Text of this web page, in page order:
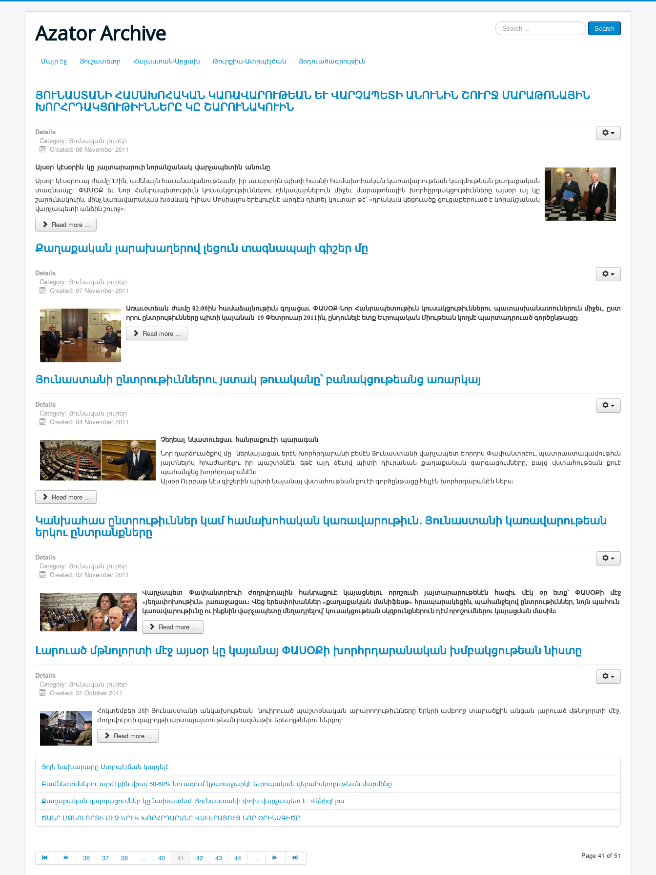
Azator Archive
Search
...
Search
Մայր էջ Յուշատետր Հայաստան-Արցախ Թուրքիա-Ատրպէյճան Յօդուածագրութիւն
ՅՈՒՆԱՍՏԱՆԻ ՀԱՄԱԽՈՀԱԿԱՆ ԿԱՌԱՎԱՐՈՒԹԵԱՆ ԵՒ ՎԱՐՉԱՊԵՏԻ ԱՆՈՒՆԻՆ ՇՈՒՐՋ ՄԱՐԱԹՈՆԱՅԻՆ
ԽՈՐՀՐԴԱԿՑՈՒԹԻՒՆՆԵՐԸ ԿԸ ՇԱՐՈՒՆԱԿՈՒԻՆ
Details
Category: Յունական լուրեր
Created: 08 November 2011
Այսօր կէսօրին կը յայտարարուի նորանշանակ վարչապետին անունը
Այսօր կէսօրուայ ժամը 12ին, ամենայն հաւանականութեամբ, իր աւարտին պիտի հասնի համախոհական կառավարութեան կազմութեան քաղաքական
տագնապը: ՓԱՍՕՔ եւ Նոր Հանրապետութիւն կուսակցութիւններու ղեկավարներուն միջեւ մարաթոնային խորհըրդակցութիւնները այսօր ալ կը
շարունակուին, մինչ կառավարական խօսնակ Իլիաս Մոսիալոս երէկուընէ արդէն դիտել կուտար թէ՝ «դրական կեցուածք ցուցաբերուած է նորանշանակ
վարչապետի անձին շուրջ»:
Read more ...
Քաղաքական լարախաղերով լեցուն տագնապալի գիշեր մը
Details
Category: Յունական լուրեր
Created: 07 November 2011
Առաւօտեան ժամը 02:00ին համաձայնութիւն գոյացաւ ՓԱՍՕՔ-Նոր Հանրապետութիւն կուսակցութիւններու պատասխանատուներուն միջեւ, ըստ
որու ընտրութիւնները պիտի կայանան 19 Փետրուար 2011ին, ընդունելէ ետք Եւրոպական Միութեան կողմէ պարտադրուած գործընթացը:
Read more ...
Յունաստանի ընտրութիւններու յստակ թուականը՝ բանակցութեանց առարկայ
Details
Category: Յունական լուրեր
Created: 04 November 2011
Չեղեալ նկատուեցաւ հանրաքուէի պարագան
Նոր դարձուածքով մը ներկայացաւ երէկ խորհրդարանի բեմէն Յունաստանի վարչապետ Եորղոս Փափանտրէու, պատրաստակամութիւն
յայտնելով հրաժարելու իր պաշտօնէն, եթէ այդ ձեւով պիտի դիւրանան քաղաքական զարգացումները, բայց վստահութեան քուէ
պահանջեց խորհրդարանէն։
Այսօր Ուրբաթ կէս գիշերին պիտի կայանայ վստահութեան քուէի գործընթացը հելլէն խորհրդարանէն ներս։
Read more ...
Կանխահաս ընտրութիւններ կամ համախոհական կառավարութիւն. Յունաստանի կառավարութեան
երկու ընտրանքները
Details
Category: Յունական լուրեր
Created: 02 November 2011
Վարչապետ Փափանտրէուի ժողովրդային հանրաքուէ կայացնելու որոշումի յայտարարութենէն հազիւ մէկ օր ետք՝ ՓԱՍՕՔի մէջ
«յեղափոխութիւն» յառաջացաւ։ Վեց երեսփոխաններ «քաղաքական մանիֆեսթ» հրապարակեցին, պահանջելով ընտրութիւններ, նոյն պահուն
կառավարութիւնը ու ինքնին վարչապետը մեղադրելով՝ կուսակցութեան սկզբունքներուն դէմ որոշումներու կայացման մասին։
Read more ...
Լարուած մթնոլորտի մէջ այսօր կը կայանայ ՓԱՍՕՔի խորհրդարանական խմբակցութեան նիստը
Details
Category: Յունական լուրեր
Created: 31 October 2011
Հոկտեմբեր 28ի Յունաստանի անկախութեան նուիրուած պաշտօնական արարողութիւնները երկրի ամբողջ տարածքին անցան լարուած մթնոլորտի մէջ,
ժողովուրդի զայրոյթի արտայայտութեան բազմաթիւ երեւոյթներու ներքոյ:
Read more ...
Յոյն նախարարը Ատրպէյճան կայցելէ
Բաժնետոմսերու արժէքին վրայ 50-60% նուազում կÿառաջարկէ եւրոպական վերահսկողութեան մարմինը
Քաղաքական զարգացումներ կը նախատեսէ Յունաստանի փոխ վարչապետ Է. Վենիզէլոս
ԾԱՆՐ ՄԹՆՈԼՈՐՏԻ ՄԷՋ ԵՐԷԿ ԽՈՐՀՐԴԱՐԱՆԸ ՎԱՒԵՐԱՑՈՒՑ ՆՈՐ ՕՐԻՆԱԳԻԾԸ
Page 41 of 51
36 37 38 ... 40 41 42 43 44 ...